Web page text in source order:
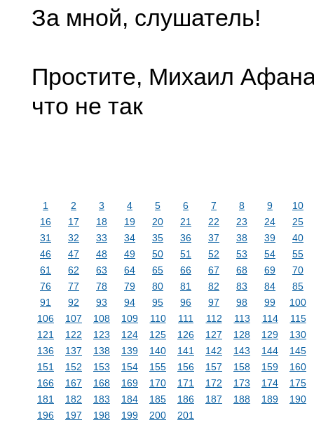
За мной, слушатель!
Простите, Михаил
что не так
1 2 3 4 5 6 7 8 9
10
16
17 18 19 20 21 22 23 24
25
31
32 33 34 35 36 37 38 39
40
46
47 48 49 50 51 52 53 54
55
61
62 63 64 65 66 67 68 69
70
76
77 78 79 80 81 82 83 84
85
91
92 93 94 95 96 97 98 99
100
106
107 108 109 110 111 112 113 114
115
121
122 123 124 125 126 127 128 129
130
136
137 138 139 140 141 142 143 144
145
151
152 153 154 155 156 157 158 159
160
166
167 168 169 170 171 172 173 174
175
181
182 183 184 185 186 187 188 189
190
196
197 198 199 200 201